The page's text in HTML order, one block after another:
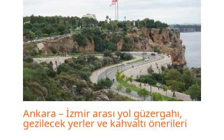
Ankara – İzmir arası yol güzergahı,
gezilecek yerler ve kahvaltı önerileri